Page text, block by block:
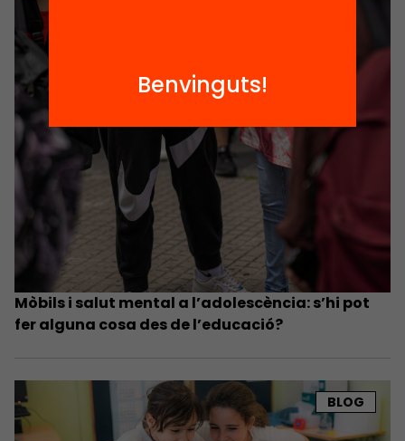
Mòbils i salut mental a l’adolescència: s’hi pot
fer alguna cosa des de l’educació?
BLOG
Benvinguts!